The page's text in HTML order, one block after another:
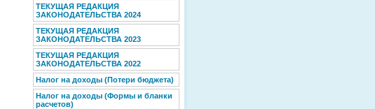
ТЕКУЩАЯ РЕДАКЦИЯ
ЗАКОНОДАТЕЛЬСТВА 2024
ТЕКУЩАЯ РЕДАКЦИЯ
ЗАКОНОДАТЕЛЬСТВА 2023
ТЕКУЩАЯ РЕДАКЦИЯ
ЗАКОНОДАТЕЛЬСТВА 2022
Налог на доходы (Потери бюджета)
Налог на доходы (Формы и бланки
расчетов)